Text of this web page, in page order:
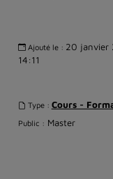
Ajouté le : 20 janvier
14:11
Type : Cours -
Public : Master